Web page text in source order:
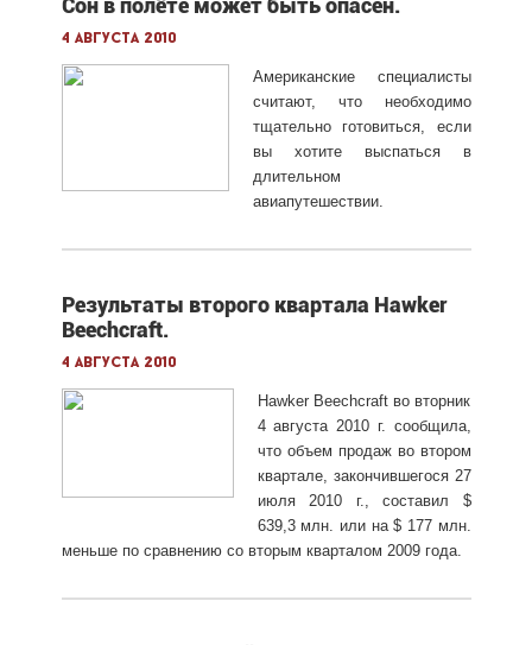
Сон в полёте может быть опасен.
4 августа 2010
Американские специалисты
считают, что необходимо
тщательно готовиться, если
вы хотите выспаться в
длительном
авиапутешествии.
Результаты второго квартала Hawker
Beechcraft.
4 августа 2010
Hawker Beechcraft во вторник
4 августа 2010 г. сообщила,
что объем продаж во втором
квартале, закончившегося 27
июля 2010 г., составил $
639,3 млн. или на $ 177 млн.
меньше по сравнению со вторым кварталом 2009 года.